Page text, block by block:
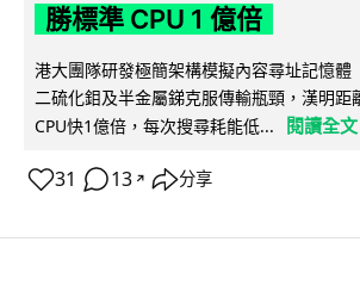
勝標準 CPU 1 億倍
港大團隊研發極簡架構模擬內容尋址記憶體
二硫化鉬及半金屬銻克服傳輸瓶頸，漢明距
CPU快1億倍，每次搜尋耗能低...
閱讀全文
31 13 ↗ 分享